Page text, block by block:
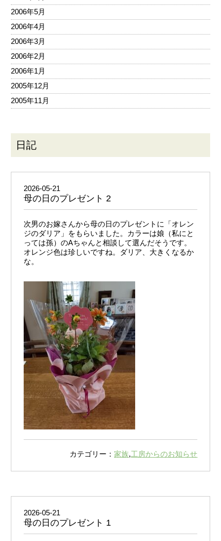
2006年5月
2006年4月
2006年3月
2006年2月
2006年1月
2005年12月
2005年11月
日記
2026-05-21
母の日のプレゼント 2
次男のお嫁さんから母の日のプレゼントに「オレン
ジのダリア」をもらいました。カラーは娘（私にと
っては孫）のAちゃんと相談して選んだそうです。
オレンジ色は珍しいですね。ダリア、大きくなるか
な。
カテゴリー：家族,工房からのお知らせ
2026-05-21
母の日のプレゼント 1